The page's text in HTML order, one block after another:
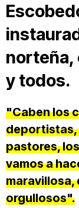
norteña,
y todos.
"Caben los
deportistas,
pastores,
vamos a
maravillosa,
orgullosos".